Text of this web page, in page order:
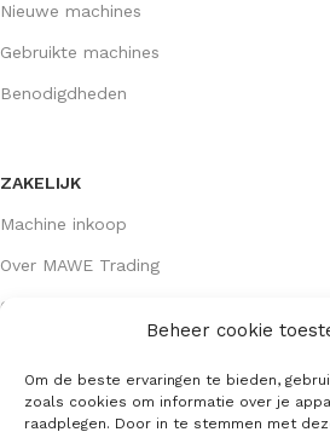
Beheer cookie
Om de beste ervaringen te bieden,
zoals cookies om informatie over je
raadplegen. Door in te stemmen met
Nieuwe machines
Gebruikte machines
Benodigdheden
ZAKELIJK
Machine inkoop
Over MAWE Trading
Contact opnemen
GEGEVENS